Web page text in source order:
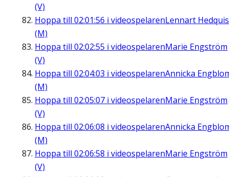
(V)
Hoppa till 02:01:56 i videospelarenLennart
(M)
Hoppa till 02:02:55 i videospelarenMarie Engström
(V)
Hoppa till 02:04:03 i videospelarenAnnicka
(M)
Hoppa till 02:05:07 i videospelarenMarie Engström
(V)
Hoppa till 02:06:08 i videospelarenAnnicka
(M)
Hoppa till 02:06:58 i videospelarenMarie Engström
(V)